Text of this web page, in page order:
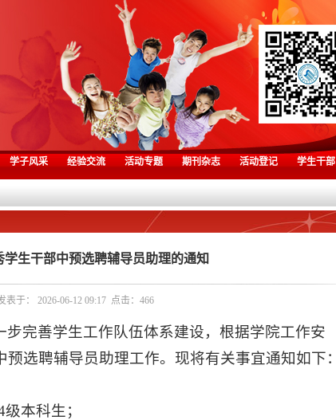
学子风采 经验交流 活动专题 期刊杂志 活动登记 学生干部
学生干部中预选聘辅导员助理的通知
表于： 2026-06-12 09:17 点击： 466
步完善学生工作队伍体系建设，根据学院工作安
选聘辅导员助理工作。现将有关事宜通知如下：
本科生；